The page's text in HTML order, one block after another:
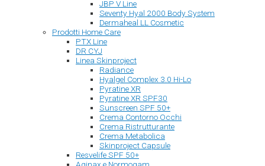
JBP V Line
Seventy Hyal 2000 Body System
Dermaheal LL Cosmetic
Prodotti Home Care
PTX Line
DR CYJ
Linea Skinproject
Radiance
Hyalgel Complex 3.0 Hi-Lo
Pyratine XR
Pyratine XR SPF30
Sunscreen SPF 50+
Crema Contorno Occhi
Crema Ristrutturante
Crema Metabolica
Skinproject Capsule
Resvelife SPF 50+